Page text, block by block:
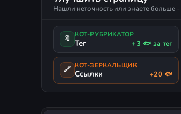
Нашли неточность или знаете больше
🔖 КОТ-РУБРИКАТОР
Тег +3 🐟 за тег
🔗 КОТ-ЗЕРКАЛЬЩИК
Ссылки +20 🐟